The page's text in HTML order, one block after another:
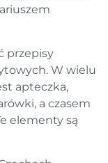
przepisy
W wielu
apteczka,
a czasem
elementy są